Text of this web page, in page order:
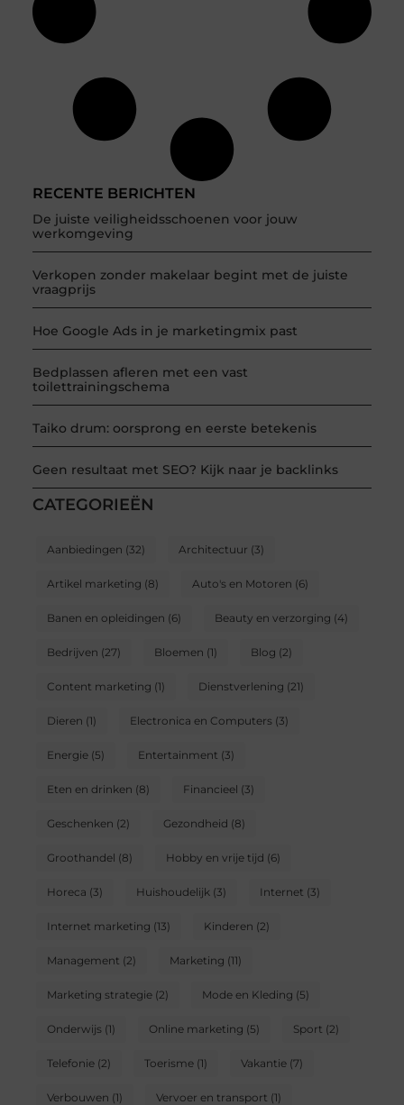
RECENTE BERICHTEN
De juiste veiligheidsschoenen voor jouw
werkomgeving
Verkopen zonder makelaar begint met de juiste
vraagprijs
Hoe Google Ads in je marketingmix past
Bedplassen afleren met een vast
toilettrainingschema
Taiko drum: oorsprong en eerste betekenis
Geen resultaat met SEO? Kijk naar je backlinks
CATEGORIEËN
Aanbiedingen (32) Architectuur (3)
Artikel marketing (8) Auto's en Motoren (6)
Banen en opleidingen (6) Beauty en verzorging (4)
Bedrijven (27) Bloemen (1) Blog (2)
Content marketing (1) Dienstverlening (21)
Dieren (1) Electronica en Computers(3)
Energie(5) Entertainment (3)
Eten en drinken (8) Financieel (3)
Geschenken (2) Gezondheid (8)
Groothandel (8) Hobby en vrije tijd (6)
Horeca (3) Huishoudelijk (3) Internet (3)
Internet marketing (13) Kinderen (2)
Management (2) Marketing (11)
Marketing strategie(2) Mode en Kleding (5)
Onderwijs(1) Online marketing (5) Sport (2)
Telefonie(2) Toerisme(1) Vakantie(7)
Verbouwen (1) Vervoer en transport (1)